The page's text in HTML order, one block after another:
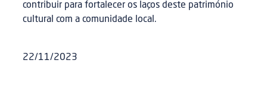
contribuir para fortalecer os laços deste património
cultural com a comunidade local.
22/11/2023